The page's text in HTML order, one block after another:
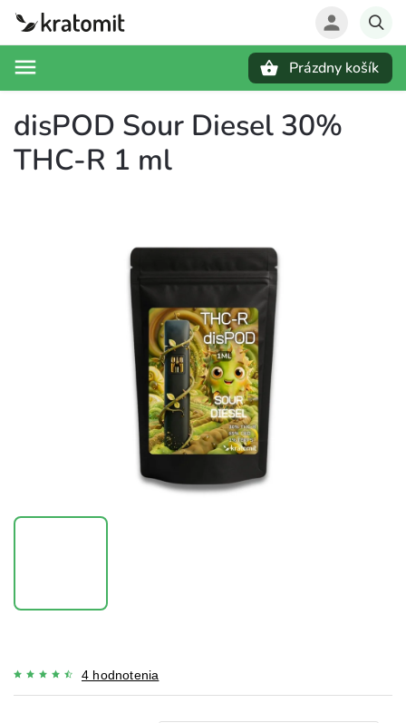
Prázdny košík
disPOD Sour Diesel 30%
THC-R 1 ml
4 hodnotenia